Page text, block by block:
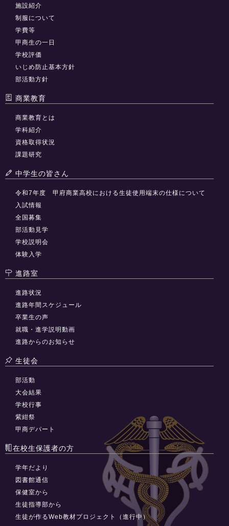
施設紹介
制服について
学費等
甲商生の一日
学校評価
いじめ防止基本方針
部活動方針
商業教育
商業教育とは
学科紹介
資格取得状況
課題研究
中学生の皆さん
令和7年度 甲府商業高校における生徒使用端末の仕様について
入試情報
全国募集
部活動見学
学校説明会
体験入学
進路室
進路状況
進路年間スケジュール
卒業生の声
就職・進学説明動画
進路からのお知らせ
生徒会
部活動
大会結果
学校行事
紫紺祭
甲商デパート
在校生保護者の方
学年だより
図書館通信
保健室から
生徒指導部から
生徒が作るWeb教材プロジェクト（進行中）